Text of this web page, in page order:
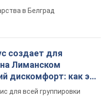
в Белград
создает для
на Лиманском
дискомфорт: как это
для всей группировки